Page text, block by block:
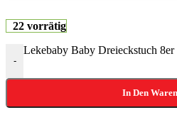
22 vorrätig
-
Lekebaby Baby Dreieckstuch
In Den